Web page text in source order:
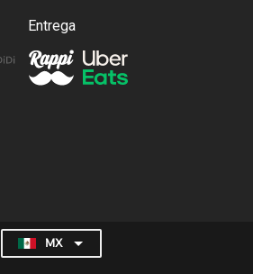
Entrega
MX List additional actions